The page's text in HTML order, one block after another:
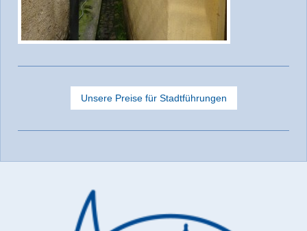
Unsere Preise für Stadtführungen